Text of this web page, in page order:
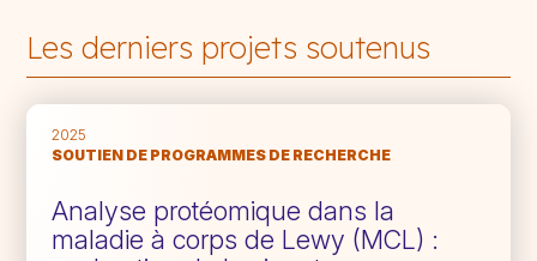
Les derniers projets soutenus
2025
SOUTIEN DE PROGRAMMES DE RECHERCHE
Analyse protéomique dans la
maladie à corps de Lewy (MCL) :